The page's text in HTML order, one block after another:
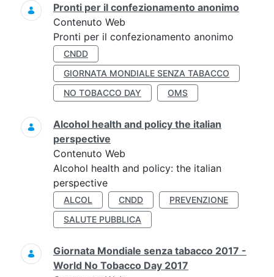
Pronti per il confezionamento anonimo
Contenuto Web
Pronti per il confezionamento anonimo
CNDD
GIORNATA MONDIALE SENZA TABACCO
NO TOBACCO DAY
OMS
Alcohol health and policy the italian
perspective
Contenuto Web
Alcohol health and policy: the italian
perspective
ALCOL CNDD
PREVENZIONE
SALUTE PUBBLICA
Giornata Mondiale senza tabacco 2017 -
World No Tobacco Day 2017